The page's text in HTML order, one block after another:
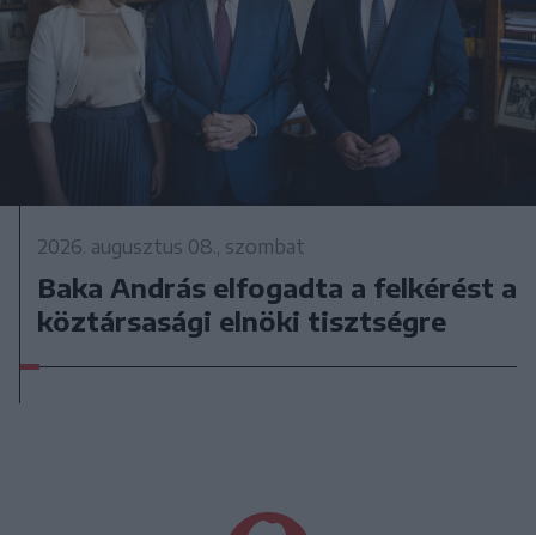
2026. augusztus 08., szombat
Baka András elfogadta a felkérést a
köztársasági elnöki tisztségre